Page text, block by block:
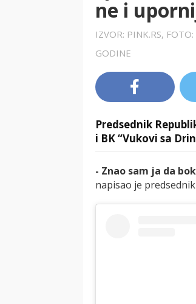
ne i
IZVOR: PINK.RS,
GODINE
Predsednik
i BK “Vukovi sa
- Znao sam ja da
napisao je